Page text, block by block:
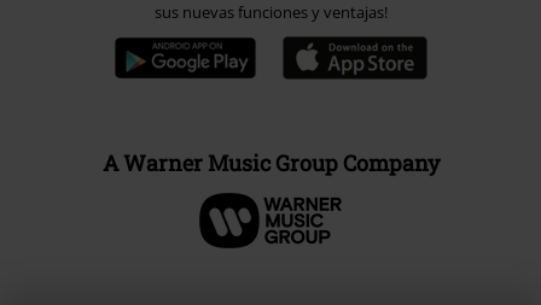
sus nuevas funciones y ventajas!
A Warner Music Group Company